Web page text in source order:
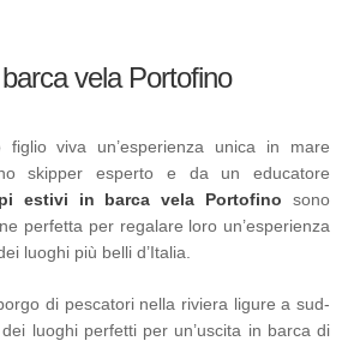
vela Portofino
viva un’esperienza unica in mare
skipper esperto e da un educatore
estivi in barca vela Portofino sono
perfetta per regalare loro un’esperienza
luoghi più belli d’Italia.
di pescatori nella riviera ligure a sud-
luoghi perfetti per un’uscita in barca di